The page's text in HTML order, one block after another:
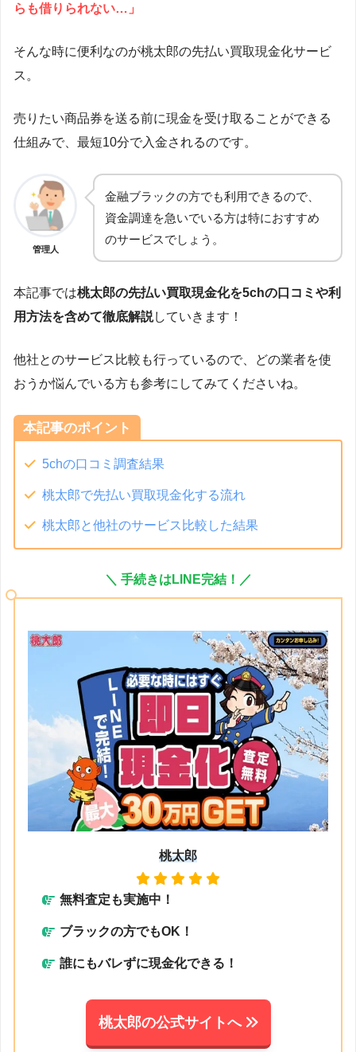
らも借りられない…」
そんな時に便利なのが桃太郎の先払い買取現金化サービ
ス。
売りたい商品券を送る前に現金を受け取ることができる
仕組みで、最短10分で入金されるのです。
管理人
金融ブラックの方でも利用できるので、
資金調達を急いでいる方は特におすすめ
のサービスでしょう。
本記事では桃太郎の先払い買取現金化を5chの口コミや利
用方法を含めて徹底解説していきます！
他社とのサービス比較も行っているので、どの業者を使
おうか悩んでいる方も参考にしてみてくださいね。
本記事のポイント
5chの口コミ調査結果
桃太郎で先払い買取現金化する流れ
桃太郎と他社のサービス比較した結果
＼ 手続きはLINE完結！／
桃太郎
無料査定も実施中！
ブラックの方でもOK！
誰にもバレずに現金化できる！
桃太郎の公式サイトへ